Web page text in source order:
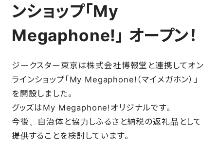
観戦ガイド
FAN CLUB
マイページはこちら
CSR
ンショップ「My
Megaphone!」 オープン！
ジークスター東京は株式会社博報堂と連携してオン
ラインショップ「My Megaphone!（マイメガホン）」
を開設しました。
グッズはMy Megaphone!オリジナルです。
今後、自治体と協力しふるさと納税の返礼品として
提供することを検討しています。